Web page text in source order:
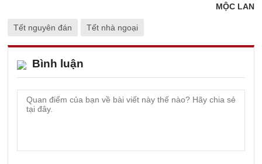
MỘC LAN
Tết nguyên đán Tết nhà ngoại
Bình luận